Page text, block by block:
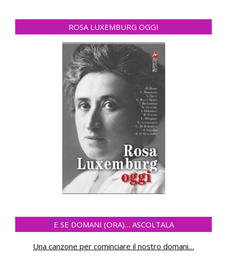
ROSA LUXEMBURG OGGI
E SE DOMANI (ORA)… ASCOLTALA
Una canzone per cominciare il nostro domani…